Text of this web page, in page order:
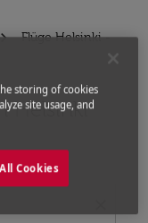
Flüge Helsinki -
Helsinki
Route (Abflugort
storing of cookies
site usage, and
Cookies